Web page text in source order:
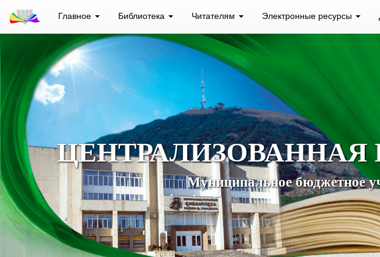
Главное Библиотека Читателям Электронные ресурсы
Муниципальное бюджетное